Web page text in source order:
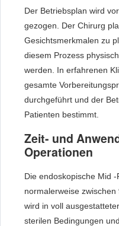
Der Betriebsplan wird
gezogen. Der Chirurg
Gesichtsmerkmalen zu
diesem Prozess
werden. In erfahrenen
gesamte
durchgeführt und der
Patienten bestimmt.
Zeit- und
Operationen
Die endoskopische Mid
normalerweise
wird in voll
sterilen Bedingungen